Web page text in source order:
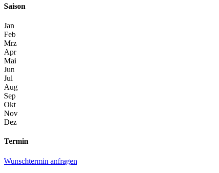
Saison
Jan
Feb
Mrz
Apr
Mai
Jun
Jul
Aug
Sep
Okt
Nov
Dez
Termin
Wunschtermin anfragen